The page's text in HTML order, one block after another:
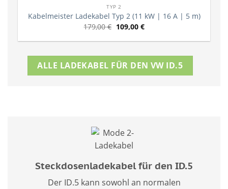
TYP 2
Kabelmeister Ladekabel Typ 2 (11 kW | 16 A | 5 m)
179,00€ 109,00 €
ALLE LADEKABEL FÜR DEN VW ID.5
Steckdosenladekabel für den ID.5
Der ID.5 kann sowohl an normalen